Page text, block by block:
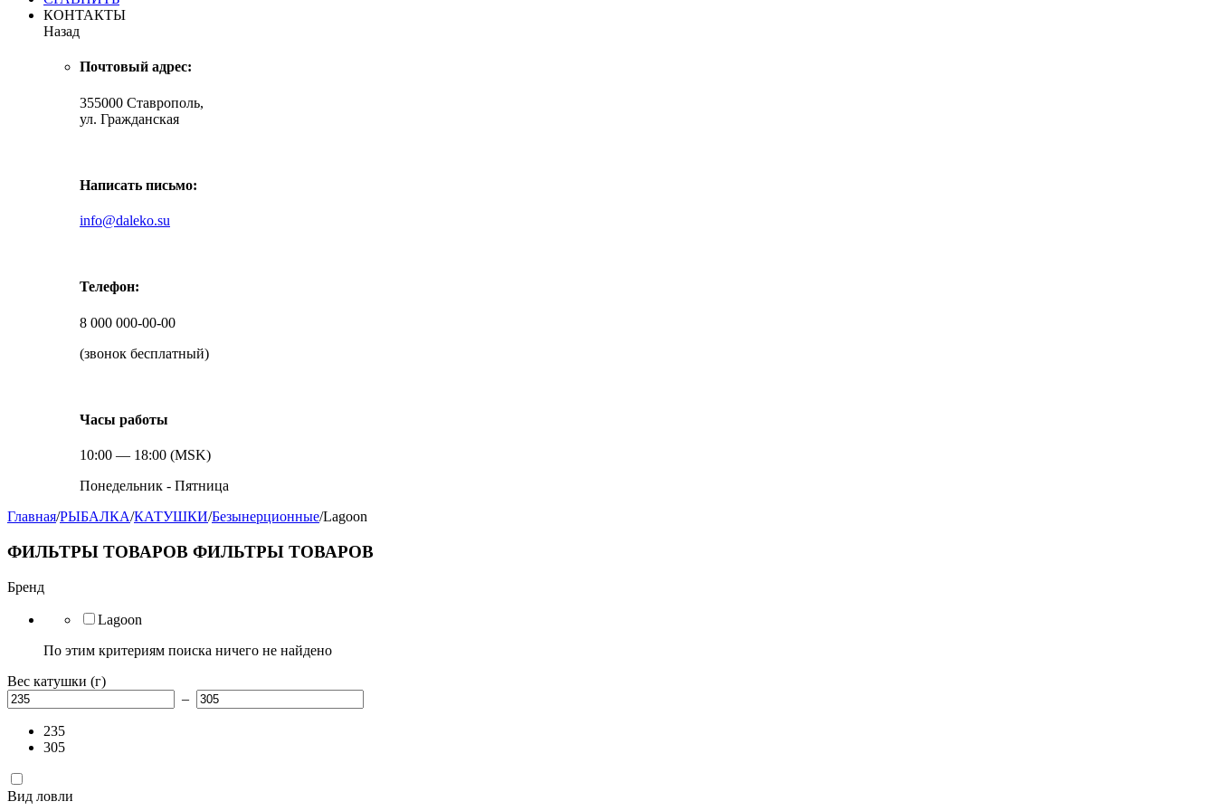
КОНТАКТЫ
Назад
Почтовый адрес:
355000 Ставрополь,
ул. Гражданская
Написать письмо:
info@daleko.su
Телефон:
8 000 000-00-00
(звонок бесплатный)
Часы работы
10:00 — 18:00 (MSK)
Понедельник - Пятница
Главная/РЫБАЛКА/КАТУШКИ/Безынерционные/Lagoon
ФИЛЬТРЫ ТОВАРОВ ФИЛЬТРЫ ТОВАРОВ
Бренд
Lagoon
По этим критериям поиска ничего не найдено
Вес катушки (г)
–
235
305
Вид ловли